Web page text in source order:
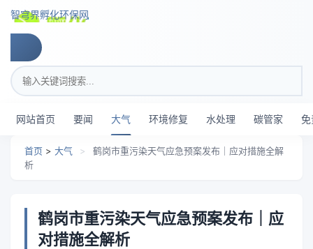
智穹界孵化环保网
搜索关键词
网站首页 要闻 大气 环境修复 水处理 碳管家 免
首页 > 大气 >
鹤岗市重污染天气应急预案发布｜应对措施全解
析
鹤岗市重污染天气应急预案发布｜应
对措施全解析